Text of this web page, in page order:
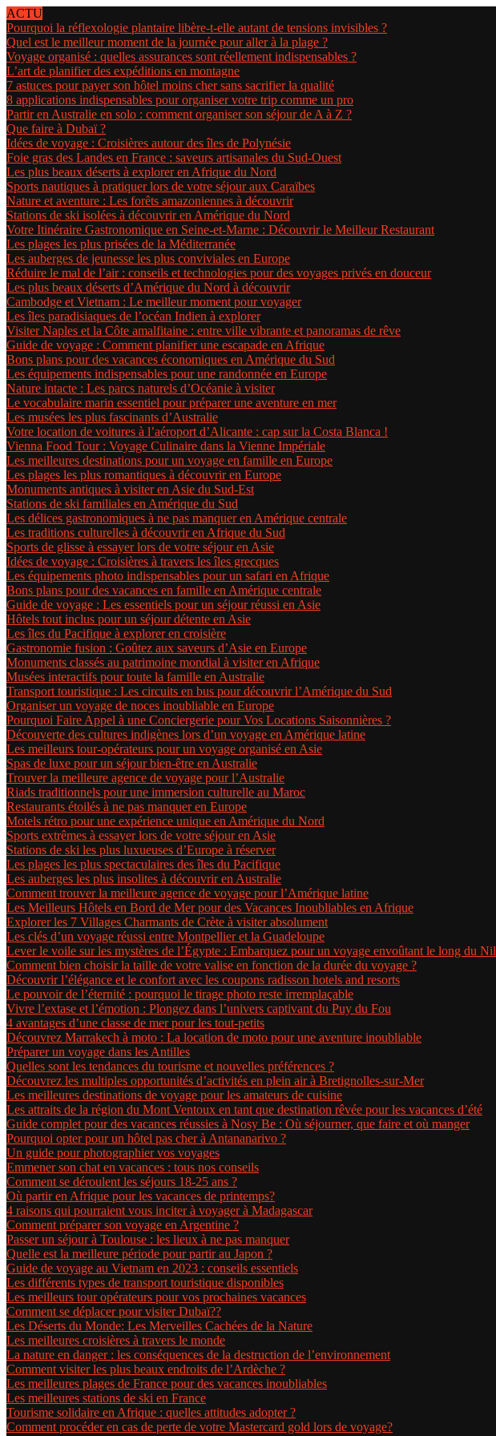
ACTU
Pourquoi la réflexologie plantaire libère-t-elle autant de tensions invisibles ?
Quel est le meilleur moment de la journée pour aller à la plage ?
Voyage organisé : quelles assurances sont réellement indispensables ?
L’art de planifier des expéditions en montagne
7 astuces pour payer son hôtel moins cher sans sacrifier la qualité
8 applications indispensables pour organiser votre trip comme un pro
Partir en Australie en solo : comment organiser son séjour de A à Z ?
Que faire à Dubaï ?
Idées de voyage : Croisières autour des îles de Polynésie
Foie gras des Landes en France : saveurs artisanales du Sud-Ouest
Les plus beaux déserts à explorer en Afrique du Nord
Sports nautiques à pratiquer lors de votre séjour aux Caraïbes
Nature et aventure : Les forêts amazoniennes à découvrir
Stations de ski isolées à découvrir en Amérique du Nord
Votre Itinéraire Gastronomique en Seine-et-Marne : Découvrir le Meilleur Restaurant
Les plages les plus prisées de la Méditerranée
Les auberges de jeunesse les plus conviviales en Europe
Réduire le mal de l’air : conseils et technologies pour des voyages privés en douceur
Les plus beaux déserts d’Amérique du Nord à découvrir
Cambodge et Vietnam : Le meilleur moment pour voyager
Les îles paradisiaques de l’océan Indien à explorer
Visiter Naples et la Côte amalfitaine : entre ville vibrante et panoramas de rêve
Guide de voyage : Comment planifier une escapade en Afrique
Bons plans pour des vacances économiques en Amérique du Sud
Les équipements indispensables pour une randonnée en Europe
Nature intacte : Les parcs naturels d’Océanie à visiter
Le vocabulaire marin essentiel pour préparer une aventure en mer
Les musées les plus fascinants d’Australie
Votre location de voitures à l’aéroport d’Alicante : cap sur la Costa Blanca !
Vienna Food Tour : Voyage Culinaire dans la Vienne Impériale
Les meilleures destinations pour un voyage en famille en Europe
Les plages les plus romantiques à découvrir en Europe
Monuments antiques à visiter en Asie du Sud-Est
Stations de ski familiales en Amérique du Sud
Les délices gastronomiques à ne pas manquer en Amérique centrale
Les traditions culturelles à découvrir en Afrique du Sud
Sports de glisse à essayer lors de votre séjour en Asie
Idées de voyage : Croisières à travers les îles grecques
Les équipements photo indispensables pour un safari en Afrique
Bons plans pour des vacances en famille en Amérique centrale
Guide de voyage : Les essentiels pour un séjour réussi en Asie
Hôtels tout inclus pour un séjour détente en Asie
Les îles du Pacifique à explorer en croisière
Gastronomie fusion : Goûtez aux saveurs d’Asie en Europe
Monuments classés au patrimoine mondial à visiter en Afrique
Musées interactifs pour toute la famille en Australie
Transport touristique : Les circuits en bus pour découvrir l’Amérique du Sud
Organiser un voyage de noces inoubliable en Europe
Pourquoi Faire Appel à une Conciergerie pour Vos Locations Saisonnières ?
Découverte des cultures indigènes lors d’un voyage en Amérique latine
Les meilleurs tour-opérateurs pour un voyage organisé en Asie
Spas de luxe pour un séjour bien-être en Australie
Trouver la meilleure agence de voyage pour l’Australie
Riads traditionnels pour une immersion culturelle au Maroc
Restaurants étoilés à ne pas manquer en Europe
Motels rétro pour une expérience unique en Amérique du Nord
Sports extrêmes à essayer lors de votre séjour en Asie
Stations de ski les plus luxueuses d’Europe à réserver
Les plages les plus spectaculaires des îles du Pacifique
Les auberges les plus insolites à découvrir en Australie
Comment trouver la meilleure agence de voyage pour l’Amérique latine
Les Meilleurs Hôtels en Bord de Mer pour des Vacances Inoubliables en Afrique
Explorer les 7 Villages Charmants de Crète à visiter absolument
Les clés d’un voyage réussi entre Montpellier et la Guadeloupe
Lever le voile sur les mystères de l’Égypte : Embarquez pour un voyage envoûtant le long du Nil
Comment bien choisir la taille de votre valise en fonction de la durée du voyage ?
Découvrir l’élégance et le confort avec les coupons radisson hotels and resorts
Le pouvoir de l’éternité : pourquoi le tirage photo reste irremplaçable
Vivre l’extase et l’émotion : Plongez dans l’univers captivant du Puy du Fou
4 avantages d’une classe de mer pour les tout-petits
Découvrez Marrakech à moto : La location de moto pour une aventure inoubliable
Préparer un voyage dans les Antilles
Quelles sont les tendances du tourisme et nouvelles préférences ?
Découvrez les multiples opportunités d’activités en plein air à Bretignolles-sur-Mer
Les meilleures destinations de voyage pour les amateurs de cuisine
Les attraits de la région du Mont Ventoux en tant que destination rêvée pour les vacances d’été
Guide complet pour des vacances réussies à Nosy Be : Où séjourner, que faire et où manger
Pourquoi opter pour un hôtel pas cher à Antananarivo ?
Un guide pour photographier vos voyages
Emmener son chat en vacances : tous nos conseils
Comment se déroulent les séjours 18-25 ans ?
Où partir en Afrique pour les vacances de printemps?
4 raisons qui pourraient vous inciter à voyager à Madagascar
Comment préparer son voyage en Argentine ?
Passer un séjour à Toulouse : les lieux à ne pas manquer
Quelle est la meilleure période pour partir au Japon ?
Guide de voyage au Vietnam en 2023 : conseils essentiels
Les différents types de transport touristique disponibles
Les meilleurs tour opérateurs pour vos prochaines vacances
Comment se déplacer pour visiter Dubaï??
Les Déserts du Monde: Les Merveilles Cachées de la Nature
Les meilleures croisières à travers le monde
La nature en danger : les conséquences de la destruction de l’environnement
Comment visiter les plus beaux endroits de l’Ardèche ?
Les meilleures plages de France pour des vacances inoubliables
Les meilleures stations de ski en France
Tourisme solidaire en Afrique : quelles attitudes adopter ?
Comment procéder en cas de perte de votre Mastercard gold lors de voyage?